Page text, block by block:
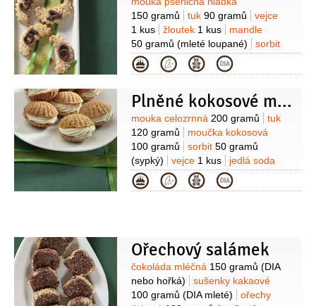
150 gramů
tuk 90 gramů
vejce
1 kus
žloutek 1 kus
mandle
50 gramů (mleté loupané)
sorbit
30 gramů
(sypký)
kypřící prášek do
pečiva1 lžička
mandlové aroma
číslice nebo písmenka na ozdobu)
Kategorie
Plněné kokosové mušle
Suroviny
mouka celozrnná 200 gramů
tuk
120 gramů
moučka kokosová
100 gramů
sorbit 50 gramů
(sypký)
vejce 1 kus
jedlá soda
1 špetka
tuk25 gramů
na vymazání formiček) Na krém: sýr
2 lžíce
vanilkové aroma4 kapky
(nebo rumové)
Kategorie
Ořechový salámek
Suroviny
čokoláda mléčná 150 gramů (DIA
nebo hořká)
sušenky kakaové
100 gramů (DIA mleté)
ořechy